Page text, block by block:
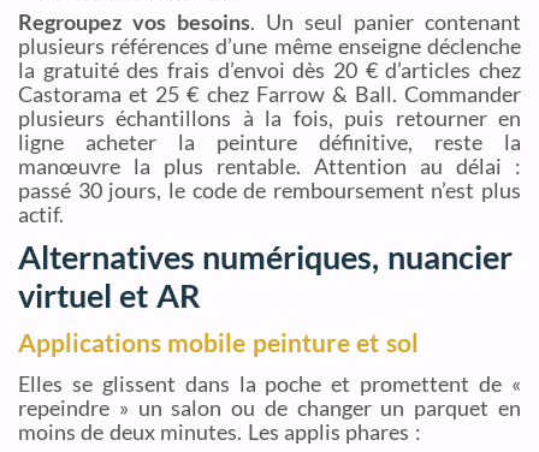
Regroupez vos besoins. Un seul panier contenant
plusieurs références d’une même enseigne déclenche
la gratuité des frais d’envoi dès 20 € d’articles chez
Castorama et 25 € chez Farrow & Ball. Commander
plusieurs échantillons à la fois, puis retourner en
ligne acheter la peinture définitive, reste la
manœuvre la plus rentable. Attention au délai :
passé 30 jours, le code de remboursement n’est plus
actif.
Alternatives numériques, nuancier
virtuel et AR
Applications mobile peinture et sol
Elles se glissent dans la poche et promettent de «
repeindre » un salon ou de changer un parquet en
moins de deux minutes. Les applis phares :